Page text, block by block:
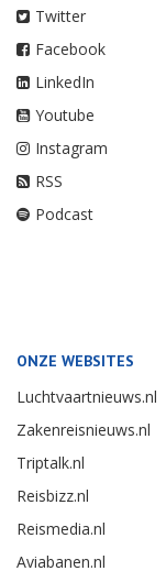
Twitter
Facebook
LinkedIn
Youtube
Instagram
RSS
Podcast
ONZE WEBSITES
Luchtvaartnieuws.nl
Zakenreisnieuws.nl
Triptalk.nl
Reisbizz.nl
Reismedia.nl
Aviabanen.nl